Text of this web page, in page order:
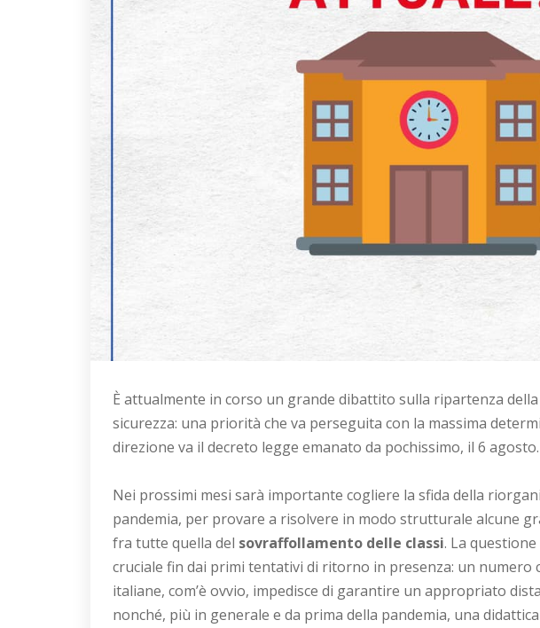
È attualmente in corso un grande dibattito sulla ripartenza
sicurezza: una priorità che va perseguita con la massima
direzione va il decreto legge emanato da pochissimo, il 6 agosto.
Nei prossimi mesi sarà importante cogliere la sfida della
pandemia, per provare a risolvere in modo strutturale alcune
fra tutte quella del sovraffollamento delle classi. La
cruciale fin dai primi tentativi di ritorno in presenza: un numero
italiane, com’è ovvio, impedisce di garantire un appropriato
nonché, più in generale e da prima della pandemia, una